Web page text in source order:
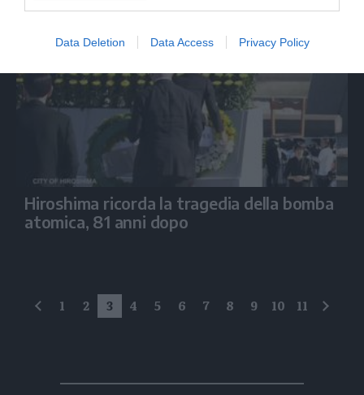
Data Deletion Data Access Privacy Policy
Hiroshima ricorda la tragedia della bomba
atomica, 81 anni dopo
precedente
1 2 3 4 5 6 7 8 9 10 11